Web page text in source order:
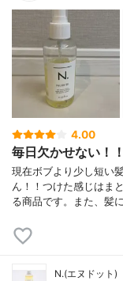
4.00
毎日欠かせない！
現在ボブより少し短い
ん！！つけた感じはま
る商品です。また、髪
N.(エヌドット)